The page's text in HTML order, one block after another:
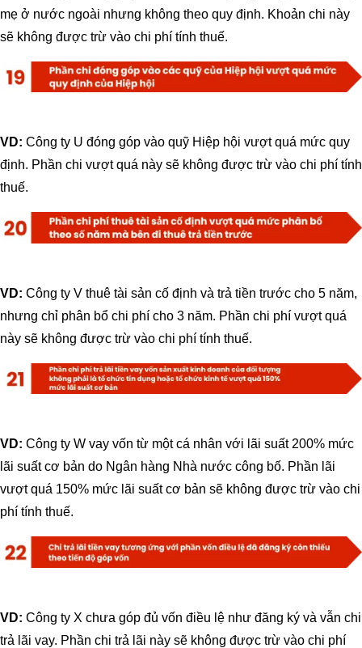
mẹ ở nước ngoài nhưng không theo quy định. Khoản chi này
sẽ không được trừ vào chi phí tính thuế.
VD: Công ty U đóng góp vào quỹ Hiệp hội vượt quá mức quy
định. Phần chi vượt quá này sẽ không được trừ vào chi phí tính
thuế.
VD: Công ty V thuê tài sản cố định và trả tiền trước cho 5 năm,
nhưng chỉ phân bổ chi phí cho 3 năm. Phần chi phí vượt quá
này sẽ không được trừ vào chi phí tính thuế.
VD: Công ty W vay vốn từ một cá nhân với lãi suất 200% mức
lãi suất cơ bản do Ngân hàng Nhà nước công bố. Phần lãi
vượt quá 150% mức lãi suất cơ bản sẽ không được trừ vào chi
phí tính thuế.
VD: Công ty X chưa góp đủ vốn điều lệ như đăng ký và vẫn chi
trả lãi vay. Phần chi trả lãi này sẽ không được trừ vào chi phí